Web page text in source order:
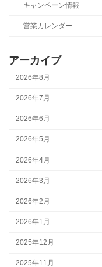
キャンペーン情報
営業カレンダー
アーカイブ
2026年8月
2026年7月
2026年6月
2026年5月
2026年4月
2026年3月
2026年2月
2026年1月
2025年12月
2025年11月